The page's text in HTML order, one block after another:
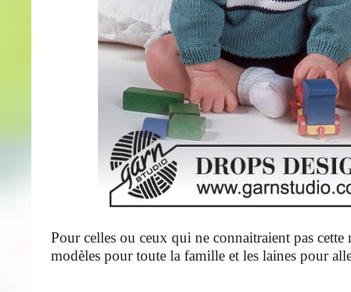
Pour celles ou ceux qui ne connaitraient pas cette
modèles pour toute la famille et les laines pour